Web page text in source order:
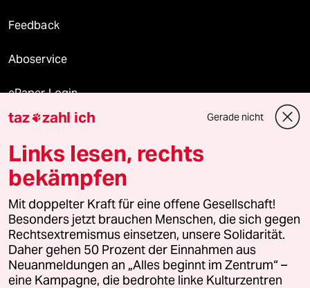
Feedback
Aboservice
ePaper Login
Downloads für Abonnierende
© 2026 taz Verlags und Vertriebs GmbH
Alle Rechte vorbehalten. Bei rechtlichen Fragen oder für Genehmigungen
wenden Sie sich bitte an
lizenzen@taz.de
Feedback Redaktionsstatut Kommune-Richtlinien
taz zahl ich Gerade nicht
Links lesen, rechts
bekämpfen
Mit doppelter Kraft für eine offene Gesellschaft!
Besonders jetzt brauchen Menschen, die sich gegen
Rechtsextremismus einsetzen, unsere Solidarität.
Daher gehen 50 Prozent der Einnahmen aus
Neuanmeldungen an „Alles beginnt im Zentrum“ –
eine Kampagne, die bedrohte linke Kulturzentren